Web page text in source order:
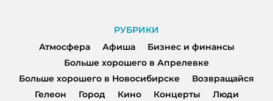
РУБРИКИ
Атмосфера
Афиша
Бизнес и финансы
Больше хорошего в Апрелевке
Больше хорошего в Новосибирске
Возвращайся
Гелеон
Город Кино Концерты
Люди